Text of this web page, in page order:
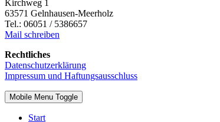
Kirchweg 1
63571 Gelnhausen-Meerholz
Tel.: 06051 / 5386657
Mail schreiben
Rechtliches
Datenschutzerklärung
Impressum und Haftungsausschluss
Mobile Menu Toggle
Start